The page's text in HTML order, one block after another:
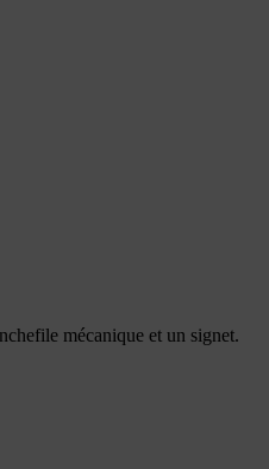
mécanique et un signet.